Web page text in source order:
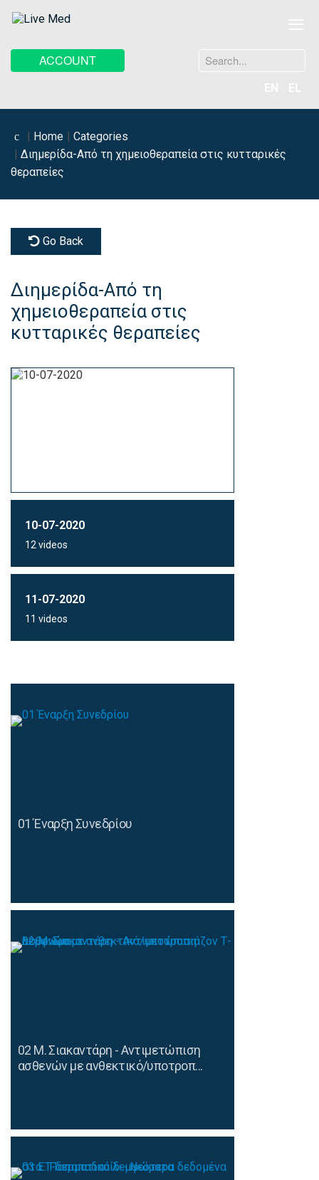
ACCOUNT
Home
Categories
Διημερίδα-Από τη χημειοθεραπεία στις κυτταρικές
θεραπείες
Go Back
Διημερίδα-Από τη
χημειοθεραπεία στις
κυτταρικές θεραπείες
10-07-2020
12 videos
11-07-2020
11 videos
01 Έναρξη Συνεδρίου
02 Μ. Σιακαντάρη - Αντιμετώπιση
ασθενών με ανθεκτικό/υποτροπ...